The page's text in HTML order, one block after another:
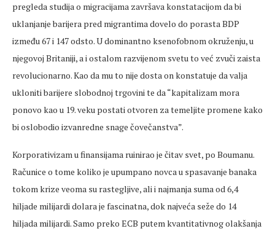
pregleda studija o migracijama završava konstatacijom da bi
uklanjanje barijera pred migrantima dovelo do porasta BDP
između 67 i 147 odsto. U dominantno ksenofobnom okruženju, u
njegovoj Britaniji, a i ostalom razvijenom svetu to već zvuči zaista
revolucionarno. Kao da mu to nije dosta on konstatuje da valja
ukloniti barijere slobodnoj trgovini te da “kapitalizam mora
ponovo kao u 19. veku postati otvoren za temeljite promene kako
bi oslobodio izvanredne snage čovečanstva”.
Korporativizam u finansijama ruinirao je čitav svet, po Boumanu.
Računice o tome koliko je upumpano novca u spasavanje banaka
tokom krize veoma su rastegljive, ali i najmanja suma od 6,4
hiljade milijardi dolara je fascinatna, dok najveća seže do 14
hiljada milijardi. Samo preko ECB putem kvantitativnog olakšanja